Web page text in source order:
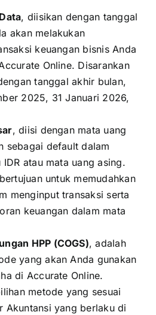
, diisikan dengan tanggal
akan melakukan
keuangan bisnis Anda
Online. Disarankan
tanggal akhir bulan,
2025, 31 Januari 2026,
, diisi dengan mata uang
sebagai default dalam
atau mata uang asing.
untuk memudahkan
menginput transaksi serta
keuangan dalam mata
HPP (COGS), adalah
yang akan Anda gunakan
di Accurate Online.
metode yang sesuai
Akuntansi yang berlaku di